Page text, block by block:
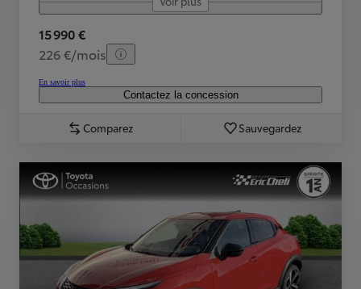
15 990 €
226 €/mois
En savoir plus
Contactez la concession
Comparez Sauvegardez